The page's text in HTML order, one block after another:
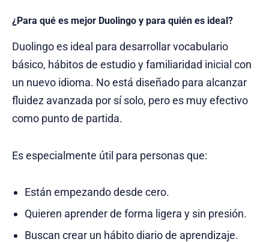
¿Para qué es mejor Duolingo y para quién es ideal?
Duolingo es ideal para desarrollar vocabulario
básico, hábitos de estudio y familiaridad inicial con
un nuevo idioma. No está diseñado para alcanzar
fluidez avanzada por sí solo, pero es muy efectivo
como punto de partida.
Es especialmente útil para personas que:
Están empezando desde cero.
Quieren aprender de forma ligera y sin presión.
Buscan crear un hábito diario de aprendizaje.